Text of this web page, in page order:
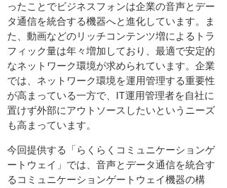
ったことでビジネスフォンは企業の音声とデー
タ通信を統合する機器へと進化しています。ま
た、動画などのリッチコンテンツ増によるトラ
フィック量は年々増加しており、最適で安定的
なネットワーク環境が求められています。企業
では、ネットワーク環境を運用管理する重要性
が高まっている一方で、IT運用管理者を自社に
置けず外部にアウトソースしたいというニーズ
も高まっています。
今回提供する「らくらくコミュニケーションゲ
ートウェイ」では、音声とデータ通信を統合す
るコミュニケーションゲートウェイ機器の構